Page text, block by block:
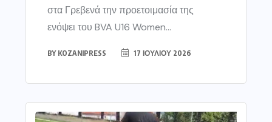
στα Γρεβενά την προετοιμασία της
ενόψει του BVA U16 Women...
BY KOZANIPRESS 17 ΙΟΥΛΊΟΥ 2026